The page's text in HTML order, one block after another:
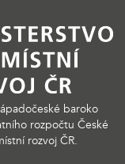
baroko
rozpočtu České
rozvoj ČR.